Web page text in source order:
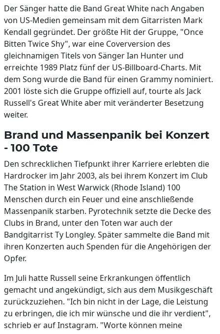
Der Sänger hatte die Band Great White nach Angaben
von US-Medien gemeinsam mit dem Gitarristen Mark
Kendall gegründet. Der größte Hit der Gruppe, "Once
Bitten Twice Shy", war eine Coverversion des
gleichnamigen Titels von Sänger Ian Hunter und
erreichte 1989 Platz fünf der US-Billboard-Charts. Mit
dem Song wurde die Band für einen Grammy nominiert.
2001 löste sich die Gruppe offiziell auf, tourte als Jack
Russell's Great White aber mit veränderter Besetzung
weiter.
Brand und Massenpanik bei Konzert
- 100 Tote
Den schrecklichen Tiefpunkt ihrer Karriere erlebten die
Hardrocker im Jahr 2003, als bei ihrem Konzert im Club
The Station in West Warwick (Rhode Island) 100
Menschen durch ein Feuer und eine anschließende
Massenpanik starben. Pyrotechnik setzte die Decke des
Clubs in Brand, unter den Toten war auch der
Bandgitarrist Ty Longley. Später sammelte die Band mit
ihren Konzerten auch Spenden für die Angehörigen der
Opfer.
Im Juli hatte Russell seine Erkrankungen öffentlich
gemacht und angekündigt, sich aus dem Musikgeschäft
zurückzuziehen. "Ich bin nicht in der Lage, die Leistung
zu erbringen, die ich mir wünsche und die ihr verdient",
schrieb er auf Instagram. "Worte können meine